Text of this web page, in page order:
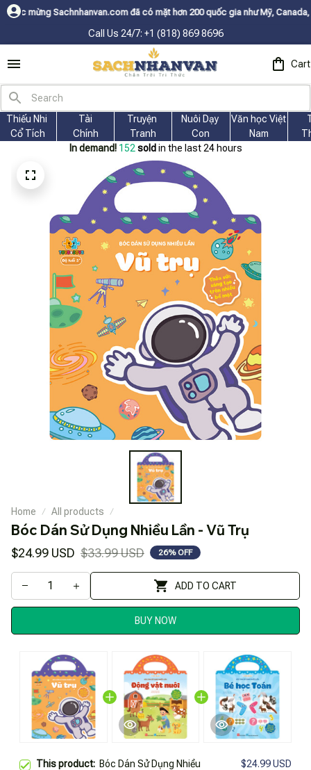
đã có mặt hơn 200 quốc gia như Mỹ, Canada, Úc, Nhật, Hàn,
Call Us 24/7: +1 (818) 869 8696
Cart
Thiếu Nhi
Cổ Tích
Tài
Chính
Truyện
Tranh
Nuôi Dạy
Con
Văn học Việt
Nam
In demand! 152 sold in the last 24 hours
Home All products
Bóc Dán Sử Dụng Nhiều Lần - Vũ Trụ
$24.99 USD $33.99 USD 26% OFF
ADD TO CART
BUY NOW
This product: Bóc Dán Sử Dụng Nhiều
$24.99 USD